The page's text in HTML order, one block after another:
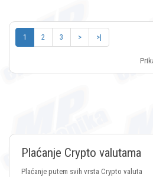
1 2 3 > >|
Plaćanje Crypto valutama
Plaćanje putem svih vrsta Crypto valuta